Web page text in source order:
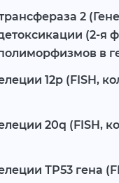
2
(2-я
в
12p (FISH,
20q (FISH,
ТР53 гена